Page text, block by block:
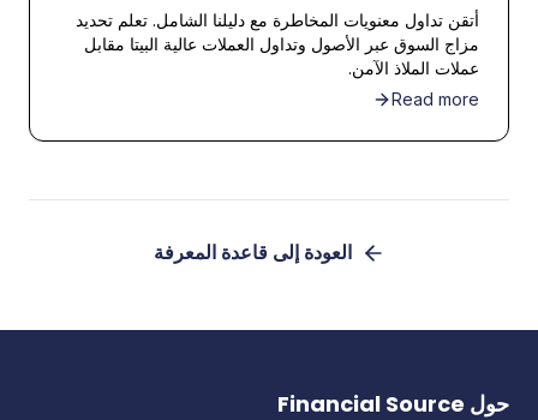
أتقن تداول معنويات المخاطرة مع دليلنا الشامل. تعلم تحديد
مزاج السوق عبر الأصول وتداول العملات عالية البيتا مقابل
عملات الملاذ الآمن.
Read more
العودة إلى قاعدة المعرفة
حول Financial Source